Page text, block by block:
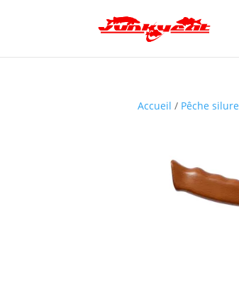
Accueil / Pêche silure